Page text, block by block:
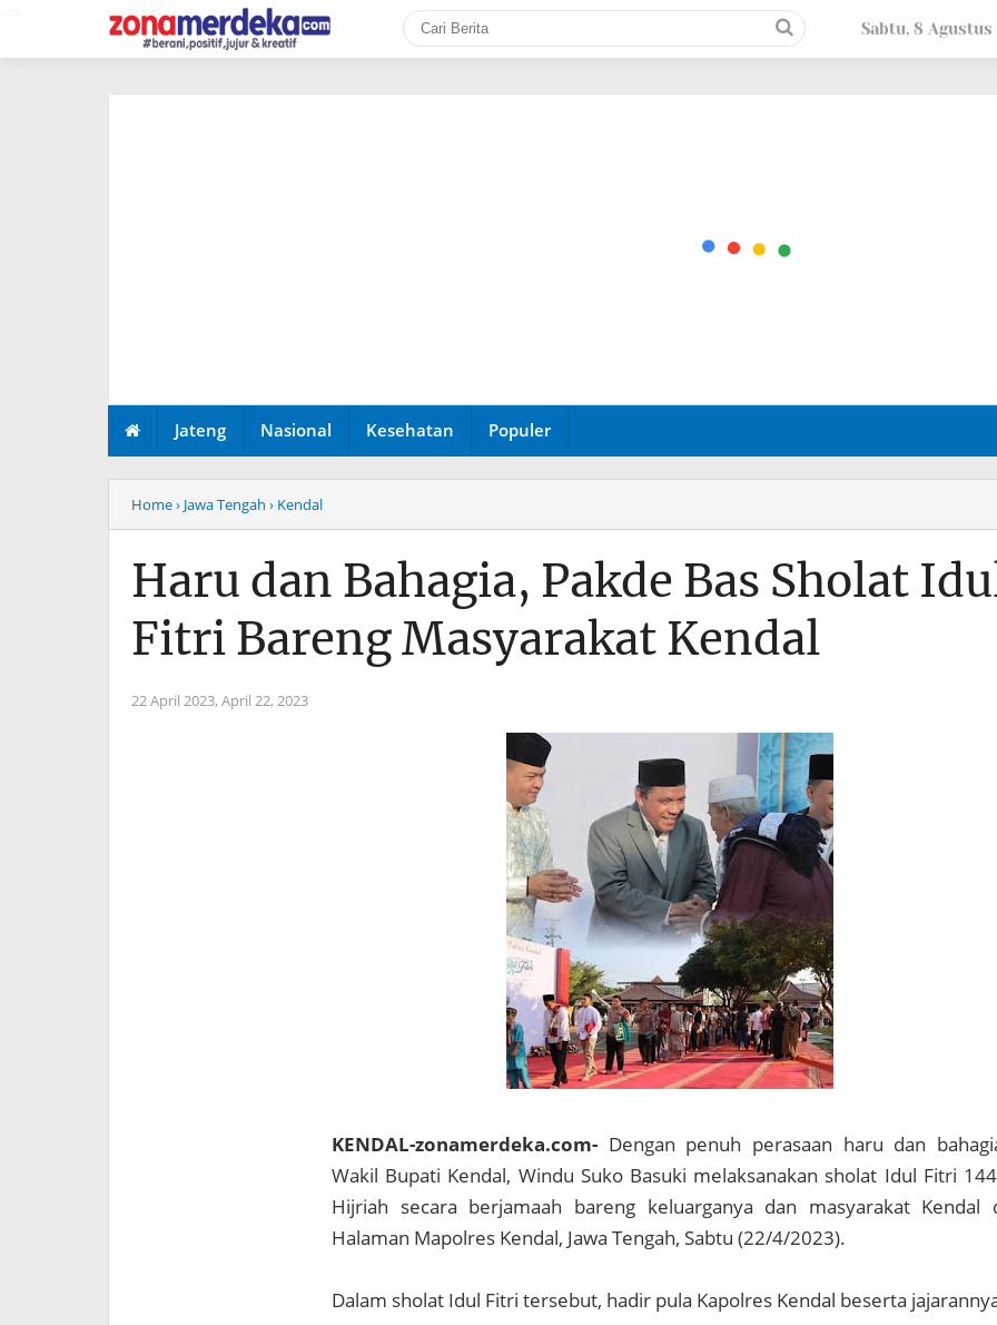
Sabtu, 8 Agustus
Jateng Nasional Kesehatan Populer
Home› Jawa Tengah › Kendal
Haru dan Bahagia, Pakde Bas Sholat
Fitri Bareng Masyarakat Kendal
22 April 2023, April 22, 2023
KENDAL-zonamerdeka.com- Dengan penuh perasaan haru dan
Wakil Bupati Kendal, Windu Suko Basuki melaksanakan sholat Idul Fitri
Hijriah secara berjamaah bareng keluarganya dan masyarakat Kendal
Halaman Mapolres Kendal, Jawa Tengah, Sabtu (22/4/2023).
Dalam sholat Idul Fitri tersebut, hadir pula Kapolres Kendal beserta